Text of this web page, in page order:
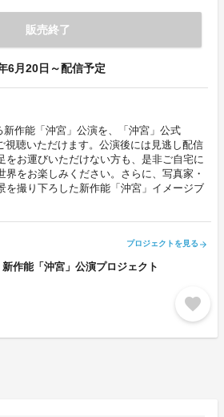
販売終了
6月20日～配信予定
新作能「沖宮」公演を、「沖宮」公式
視聴いただけます。公演後には見逃し配信
をお運びいただけない方も、是非ご自宅に
界をお楽しみください。さらに、写真家・
を撮り下ろした新作能「沖宮」イメージブ
プロジェクトを見る arrow_forward
作能「沖宮」公演プロジェクト
favorite